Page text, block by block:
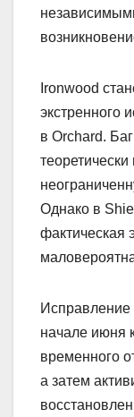
Ironwood
экстренного
в Orchard.
Однако в
фактическая
Исправление
начале июня
временного
а затем